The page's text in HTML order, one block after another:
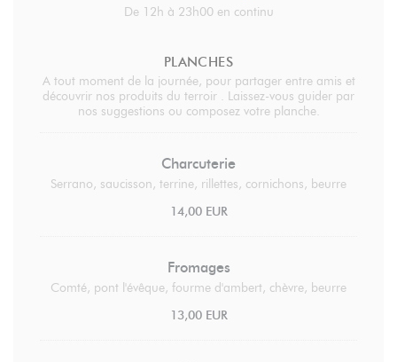
De 12h à 23h00 en continu
PLANCHES
A tout moment de la journée, pour partager entre amis et
découvrir nos produits du terroir . Laissez-vous guider par
nos suggestions ou composez votre planche.
Charcuterie
Serrano, saucisson, terrine, rillettes, cornichons, beurre
14,00 EUR
Fromages
Comté, pont l'évêque, fourme d'ambert, chèvre, beurre
13,00 EUR